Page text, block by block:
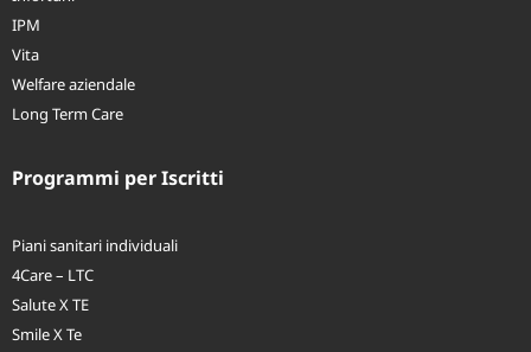
Long Term Care
Programmi per Iscritti